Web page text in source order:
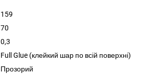
159
70
0,3
Full Glue (клейкий шар по всій поверхні)
Прозорий